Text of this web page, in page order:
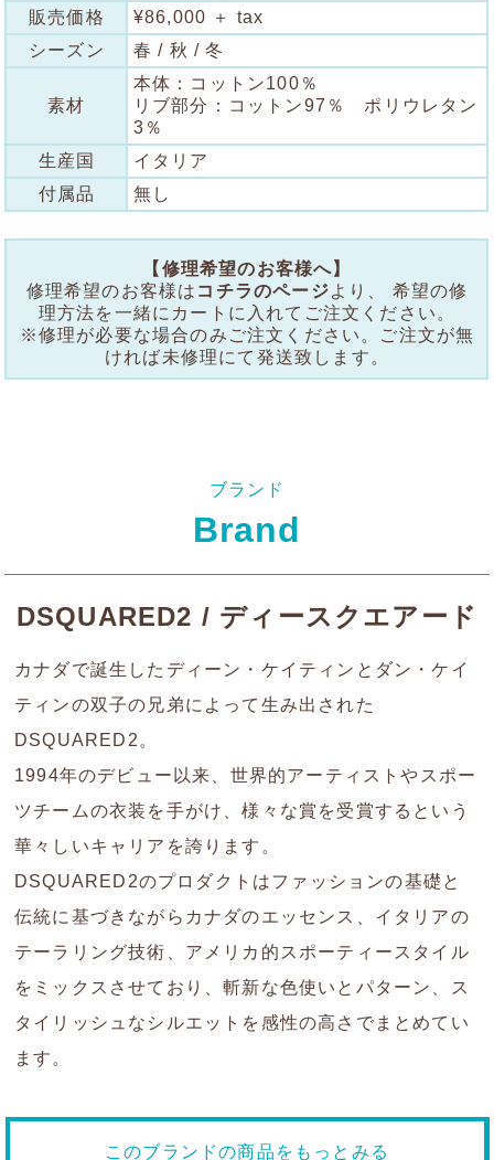
販売価格
¥86,000 ＋ tax
シーズン
春 / 秋 / 冬
素材
本体：コットン100％
リブ部分：コットン97％ ポリウレタン
3％
生産国
イタリア
付属品
無し
【修理希望のお客様へ】
修理希望のお客様は コチラのページより、 希望の修
理方法を一緒にカートに入れてご注文ください。
※修理が必要な場合のみご注文ください。ご注文が無
ければ未修理にて発送致します。
ブランド
Brand
DSQUARED2 / ディースクエアード
カナダで誕生したディーン・ケイティンとダン・ケイ
ティンの双子の兄弟によって生み出された
DSQUARED2。
1994年のデビュー以来、世界的アーティストやスポー
ツチームの衣装を手がけ、様々な賞を受賞するという
華々しいキャリアを誇ります。
DSQUARED2のプロダクトはファッションの基礎と
伝統に基づきながらカナダのエッセンス、イタリアの
テーラリング技術、アメリカ的スポーティースタイル
をミックスさせており、斬新な色使いとパターン、ス
タイリッシュなシルエットを感性の高さでまとめてい
ます。
このブランドの商品をもっとみる